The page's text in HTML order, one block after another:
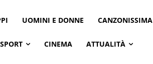
UOMINI E DONNE CANZONISSIMA
SPORT CINEMA ATTUALITÀ